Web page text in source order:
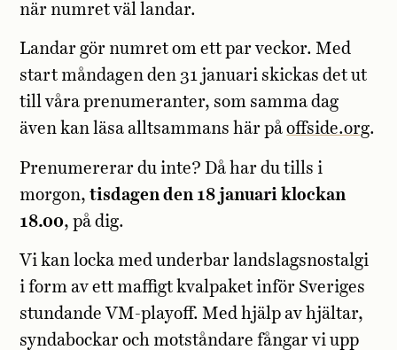
när numret väl landar.
Landar gör numret om ett par veckor. Med
start måndagen den 31 januari skickas det ut
till våra prenumeranter, som samma dag
även kan läsa alltsammans här påoffside.org.
Prenumererar du inte? Då har du tills i
morgon,tisdagen den 18 januari klockan
18.00, på dig.
Vi kan locka med underbar landslagsnostalgi
i form av ett maffigt kvalpaket inför Sveriges
stundande VM-playoff. Med hjälp av hjältar,
syndabockar och motståndare fångar vi upp